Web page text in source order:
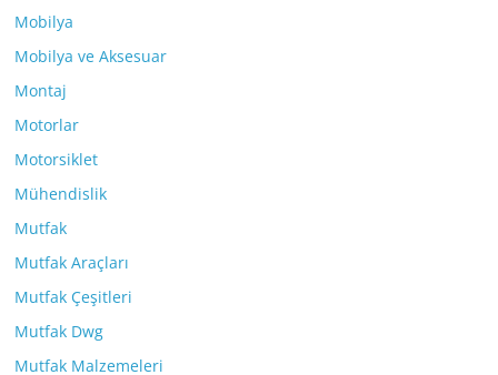
Mobilya
Mobilya ve Aksesuar
Montaj
Motorlar
Motorsiklet
Mühendislik
Mutfak
Mutfak Araçları
Mutfak Çeşitleri
Mutfak Dwg
Mutfak Malzemeleri